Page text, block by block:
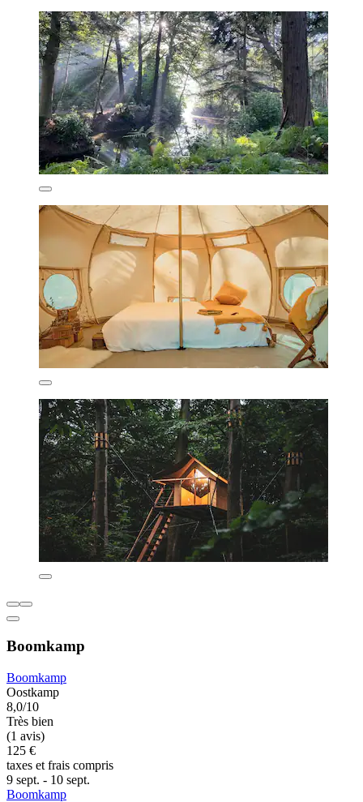
Boomkamp
Boomkamp
Oostkamp
8,0/10
Très bien
(1 avis)
125 €
taxes et frais compris
9 sept. - 10 sept.
Boomkamp